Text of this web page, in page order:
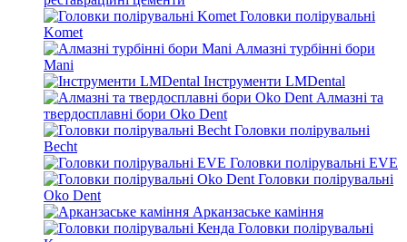
Головки полірувальні
Komet
Алмазні турбінні бори
Mani
Інструменти LMDental
Алмазні та
твердосплавні бори Oko Dent
Головки полірувальні
Becht
Головки полірувальні EVE
Головки полірувальні
Oko Dent
Арканзаське каміння
Головки полірувальні